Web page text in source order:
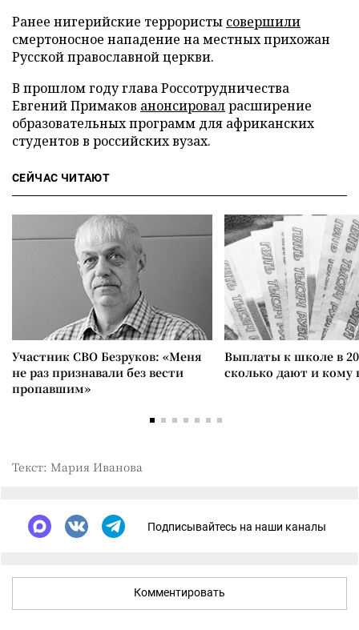
Ранее нигерийские террористы совершили
смертоносное нападение на местных прихожан
Русской православной церкви.
В прошлом году глава Россотрудничества
Евгений Примаков анонсировалрасширение
образовательных программ для африканских
студентов в российских вузах.
СЕЙЧАС ЧИТАЮТ
Участник СВО Безруков: «Меня
не раз признавали без вести
пропавшим»
Выплаты к школе в
сколько дают и
Текст: Мария Иванова
Подписывайтесь на наши каналы
Комментировать